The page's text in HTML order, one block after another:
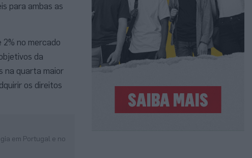
para ambas as
2% no mercado
da
na quarta maior
os direitos
em Portugal e no